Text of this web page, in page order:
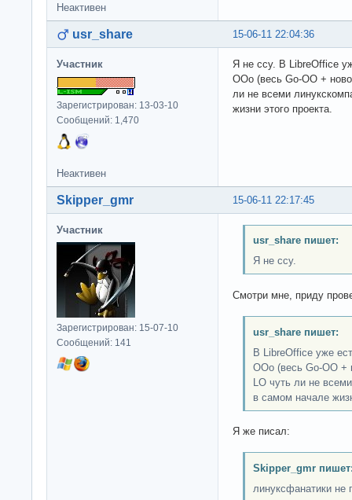
Неактивен
15-06-11 22:04:36
usr_share
Участник
Зарегистрирован: 13-03-10
Сообщений: 1,470
Я не ссу. В LibreOffice
OOo (весь Go-OO +
ли не всеми
жизни этого проекта.
Неактивен
15-06-11 22:17:45
Skipper_gmr
Участник
Зарегистрирован: 15-07-10
Сообщений: 141
usr_share пишет:
Я не ссу.
Смотри мне, приду
usr_share пишет:
В LibreOffice уже
OOo (весь Go-OO +
LO чуть ли не
в самом начале
Я же писал:
Skipper_gmr
линуксфанатики не